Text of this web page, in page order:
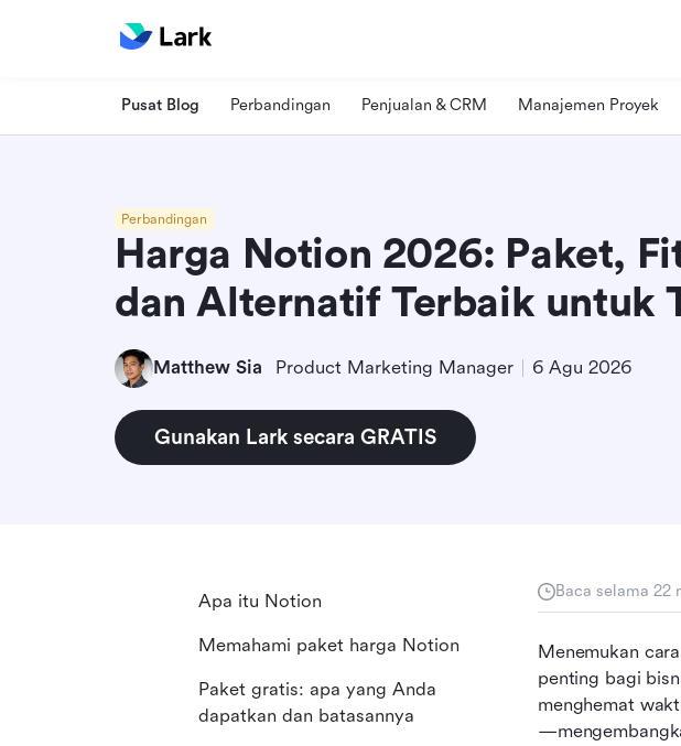
Pusat Blog Perbandingan Penjualan & CRM Manajemen Proyek
Perbandingan
Harga Notion 2026: Paket,
dan Alternatif Terbaik untuk
Matthew Sia Product Marketing Manager 6 Agu 2026
Gunakan Lark secara GRATIS
Baca selama 22
Menemukan
penting bagi
menghemat
Apa itu Notion
Memahami paket harga Notion
Paket gratis: apa yang Anda
dapatkan dan batasannya